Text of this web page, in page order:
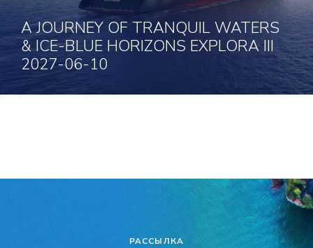
A JOURNEY OF TRANQUIL WATERS
& ICE-BLUE HORIZONS EXPLORA III
2027-06-10
РАССЫЛКА